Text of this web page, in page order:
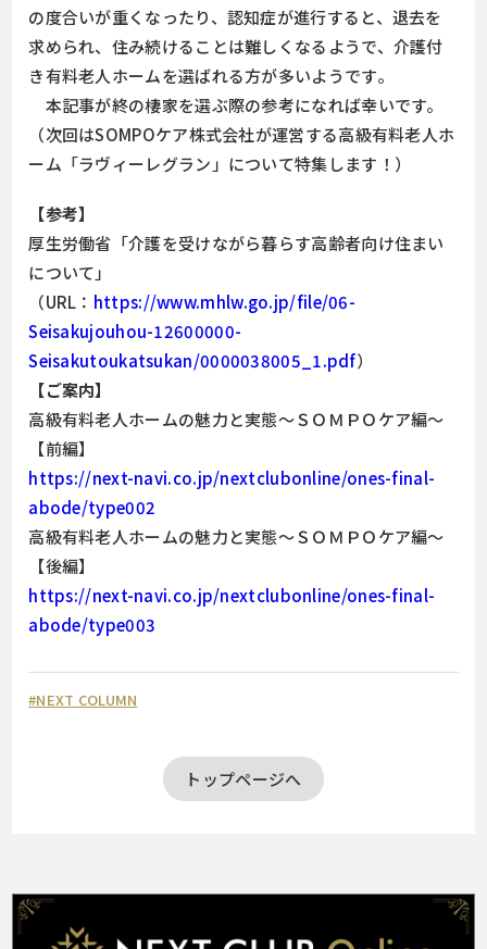
の度合いが重くなったり、認知症が進行すると、退去を
求められ、住み続けることは難しくなるようで、介護付
き有料老人ホームを選ばれる方が多いようです。
本記事が終の棲家を選ぶ際の参考になれば幸いです。
（次回はSOMPOケア株式会社が運営する高級有料老人ホ
ーム「ラヴィーレグラン」について特集します！）
【参考】
厚生労働省「介護を受けながら暮らす高齢者向け住まい
について」
（URL： https://www.mhlw.go.jp/file/06-
Seisakujouhou-12600000-
Seisakutoukatsukan/0000038005_1.pdf）
【ご案内】
高級有料老人ホームの魅力と実態～ＳＯＭＰＯケア編～
【前編】
https://next-navi.co.jp/nextclubonline/ones-final-
abode/type002
高級有料老人ホームの魅力と実態～ＳＯＭＰＯケア編～
【後編】
https://next-navi.co.jp/nextclubonline/ones-final-
abode/type003
#NEXT COLUMN
トップページへ